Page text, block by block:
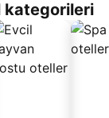
kategorileri